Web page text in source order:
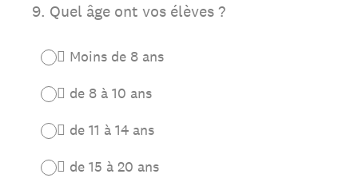
9. Quel âge ont vos élèves ?
 Moins de 8 ans
 de 8 à 10 ans
 de 11 à 14 ans
 de 15 à 20 ans